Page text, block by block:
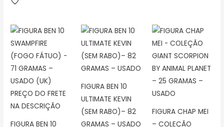
FIGURA BEN 10
FIGURA BEN 10
ULTIMATE KEVIN
(SEM RABO)– 82
GRAMAS – USADO
FIGURA CHAP MEI
– COLEÇÃO